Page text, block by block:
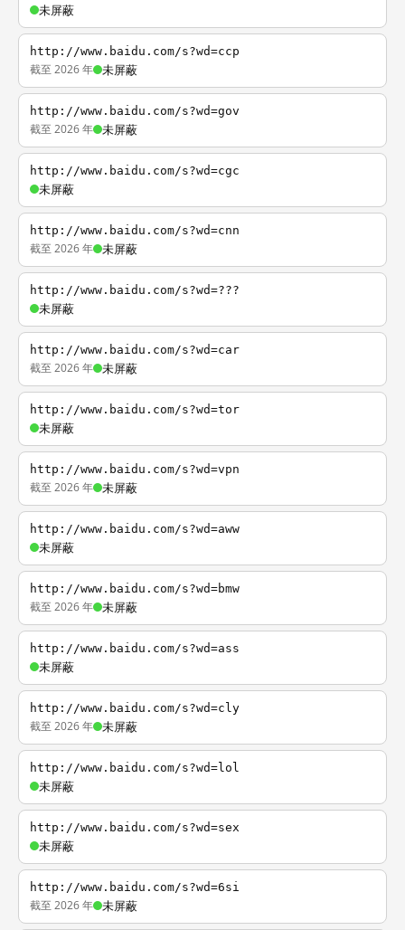
未屏蔽
http://www.baidu.com/s?wd=ccp
截至 2026 年 未屏蔽
http://www.baidu.com/s?wd=gov
截至 2026 年 未屏蔽
http://www.baidu.com/s?wd=cgc
未屏蔽
http://www.baidu.com/s?wd=cnn
截至 2026 年 未屏蔽
http://www.baidu.com/s?wd=???
未屏蔽
http://www.baidu.com/s?wd=car
截至 2026 年 未屏蔽
http://www.baidu.com/s?wd=tor
未屏蔽
http://www.baidu.com/s?wd=vpn
截至 2026 年 未屏蔽
http://www.baidu.com/s?wd=aww
未屏蔽
http://www.baidu.com/s?wd=bmw
截至 2026 年 未屏蔽
http://www.baidu.com/s?wd=ass
未屏蔽
http://www.baidu.com/s?wd=cly
截至 2026 年 未屏蔽
http://www.baidu.com/s?wd=lol
未屏蔽
http://www.baidu.com/s?wd=sex
未屏蔽
http://www.baidu.com/s?wd=6si
截至 2026 年 未屏蔽